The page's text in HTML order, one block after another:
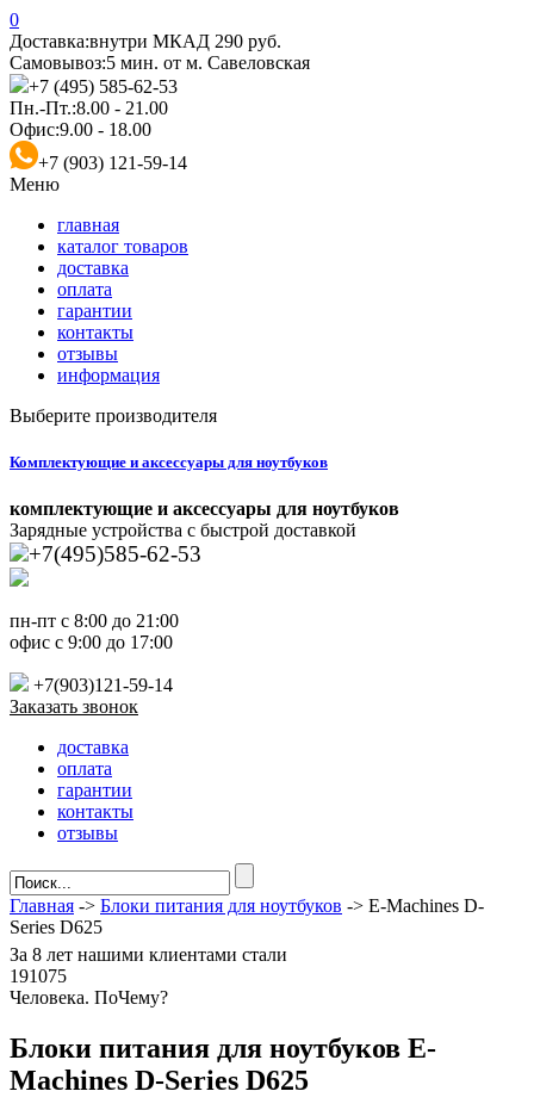
0
Доставка:внутри МКАД 290 руб.
Самовывоз:5 мин. от м. Савеловская
+7 (495) 585-62-53
Пн.-Пт.:8.00 - 21.00
Офис:9.00 - 18.00
+7 (903) 121-59-14
Меню
главная
каталог товаров
доставка
оплата
гарантии
контакты
отзывы
информация
Выберите производителя
Комплектующие и аксессуары для ноутбуков
комплектующие и аксессуары для ноутбуков
Зарядные устройства с быстрой доставкой
+7(495)585-62-53
пн-пт с 8:00 до 21:00
офис с 9:00 до 17:00
+7(903)121-59-14
Заказать звонок
доставка
оплата
гарантии
контакты
отзывы
Главная -> Блоки питания для ноутбуков -> E-Machines D-
Series D625
За 8 лет нашими клиентами стали
191075
Человека. ПоЧему?
Блоки питания для ноутбуков E-
Machines D-Series D625